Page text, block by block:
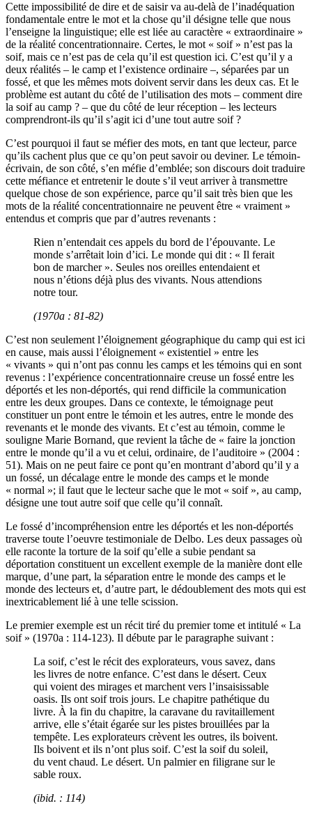
Cette impossibilité de dire et de saisir va au-delà de l’inadéquation
fondamentale entre le mot et la chose qu’il désigne telle que nous
l’enseigne la linguistique; elle est liée au caractère « extraordinaire »
de la réalité concentrationnaire. Certes, le mot « soif » n’est pas la
soif, mais ce n’est pas de cela qu’il est question ici. C’est qu’il y a
deux réalités – le camp et l’existence ordinaire –, séparées par un
fossé, et que les mêmes mots doivent servir dans les deux cas. Et le
problème est autant du côté de l’utilisation des mots – comment dire
la soif au camp ? – que du côté de leur réception – les lecteurs
comprendront-ils qu’il s’agit ici d’une tout autre soif ?
C’est pourquoi il faut se méfier des mots, en tant que lecteur, parce
qu’ils cachent plus que ce qu’on peut savoir ou deviner. Le témoin-
écrivain, de son côté, s’en méfie d’emblée; son discours doit traduire
cette méfiance et entretenir le doute s’il veut arriver à transmettre
quelque chose de son expérience, parce qu’il sait très bien que les
mots de la réalité concentrationnaire ne peuvent être « vraiment »
entendus et compris que par d’autres revenants :
Rien n’entendait ces appels du bord de l’épouvante. Le
monde s’arrêtait loin d’ici. Le monde qui dit : « Il ferait
bon de marcher ». Seules nos oreilles entendaient et
nous n’étions déjà plus des vivants. Nous attendions
notre tour.
(1970a : 81-82)
C’est non seulement l’éloignement géographique du camp qui est ici
en cause, mais aussi l’éloignement « existentiel » entre les
« vivants » qui n’ont pas connu les camps et les témoins qui en sont
revenus : l’expérience concentrationnaire creuse un fossé entre les
déportés et les non-déportés, qui rend difficile la communication
entre les deux groupes. Dans ce contexte, le témoignage peut
constituer un pont entre le témoin et les autres, entre le monde des
revenants et le monde des vivants. Et c’est au témoin, comme le
souligne Marie Bornand, que revient la tâche de « faire la jonction
entre le monde qu’il a vu et celui, ordinaire, de l’auditoire » (2004 :
51). Mais on ne peut faire ce pont qu’en montrant d’abord qu’il y a
un fossé, un décalage entre le monde des camps et le monde
« normal »; il faut que le lecteur sache que le mot « soif », au camp,
désigne une tout autre soif que celle qu’il connaît.
Le fossé d’incompréhension entre les déportés et les non-déportés
traverse toute l’oeuvre testimoniale de Delbo. Les deux passages où
elle raconte la torture de la soif qu’elle a subie pendant sa
déportation constituent un excellent exemple de la manière dont elle
marque, d’une part, la séparation entre le monde des camps et le
monde des lecteurs et, d’autre part, le dédoublement des mots qui est
inextricablement lié à une telle scission.
Le premier exemple est un récit tiré du premier tome et intitulé « La
soif » (1970a : 114-123). Il débute par le paragraphe suivant :
La soif, c’est le récit des explorateurs, vous savez, dans
les livres de notre enfance. C’est dans le désert. Ceux
qui voient des mirages et marchent vers l’insaisissable
oasis. Ils ont soif trois jours. Le chapitre pathétique du
livre. À la fin du chapitre, la caravane du ravitaillement
arrive, elle s’était égarée sur les pistes brouillées par la
tempête. Les explorateurs crèvent les outres, ils boivent.
Ils boivent et ils n’ont plus soif. C’est la soif du soleil,
du vent chaud. Le désert. Un palmier en filigrane sur le
sable roux.
(ibid. : 114)